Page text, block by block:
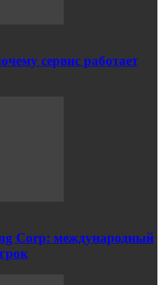
сервис работает
Corp: международный